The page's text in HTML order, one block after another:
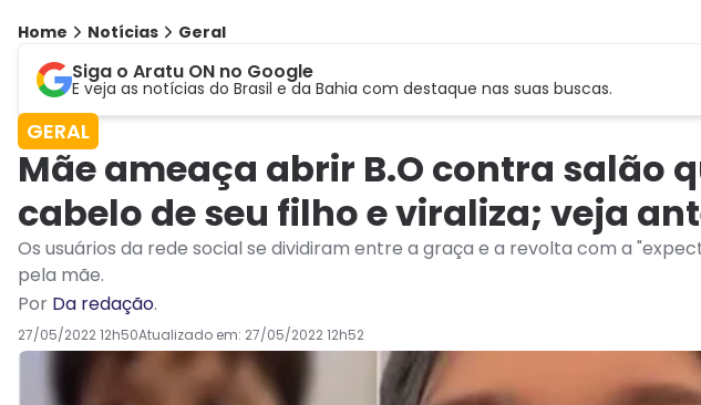
Home Notícias Geral
Siga o Aratu ON no Google
E veja as notícias do Brasil e da Bahia com destaque nas suas buscas.
GERAL
Mãe ameaça abrir B.O contra salão
cabelo de seu filho e viraliza; veja
Os usuários da rede social se dividiram entre a graça e a revolta com a
pela mãe.
Por Da redação.
27/05/2022 12h50Atualizado em: 27/05/2022 12h52